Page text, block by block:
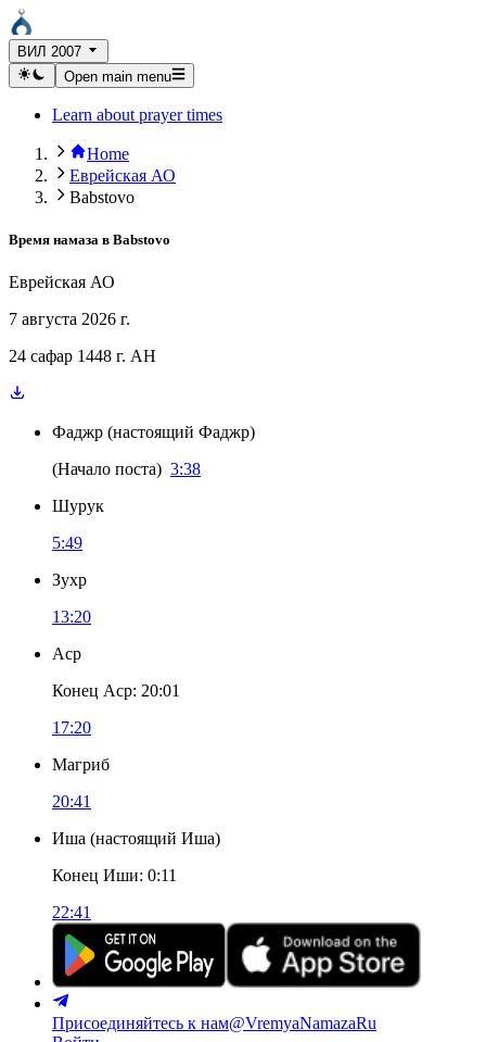
ВИЛ 2007
Open main menu
Learn about prayer times
Home
Еврейская АО
Babstovo
Время намаза в Babstovo
Еврейская АО
7 августа 2026 г.
24 сафар 1448 г. AH
Фаджр (настоящий Фаджр)
(Начало поста) 3:38
Шурук
5:49
Зухр
13:20
Аср
Конец Аср: 20:01
17:20
Магриб
20:41
Иша (настоящий Иша)
Конец Иши: 0:11
22:41
Присоединяйтесь к нам@VremyaNamazaRu